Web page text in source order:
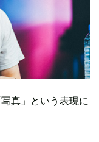
真」という表現に